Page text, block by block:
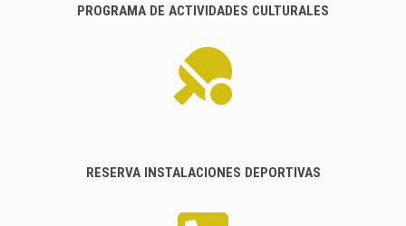
PROGRAMA DE ACTIVIDADES CULTURALES
RESERVA INSTALACIONES DEPORTIVAS